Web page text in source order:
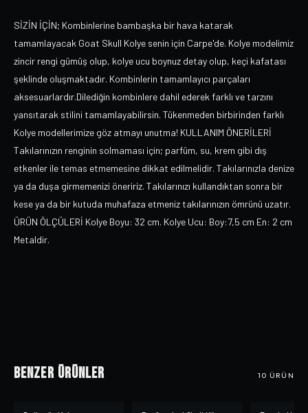
SİZİN İÇİN; Kombinlerine bambaşka bir hava katarak
tamamlayacak Goat Skull Kolye senin için Carpe'de. Kolye modelimiz
zincir rengi gümüş olup, kolye ucu boynuz detay olup, keçi kafatası
şeklinde oluşmaktadır. Kombinlerin tamamlayıcı parçaları
aksesuarlardır.Dilediğin kombinlere dahil ederek farklı ve tarzını
yansıtarak stilini tamamlayabilirsin. Tükenmeden birbirinden farklı
Kolye modellerimize göz atmayı unutma! KULLANIM ÖNERİLERİ
Takılarınızın renginin solmaması için; parfüm, su, krem gibi dış
etkenler ile temas etmemesine dikkat edilmelidir. Takılarınızla denize
ya da duşa girmemenizi öneririz. Takılarınızı kullandıktan sonra bir
kese ya da bir kutuda muhafaza etmeniz takılarınızın ömrünü uzatır.
ÜRÜN ÖLÇÜLERİ Kolye Boyu: 32 cm. Kolye Ucu: Boy:7,5 cm En: 2 cm
Metaldir.
Benzer Ürünler 10 ÜRÜN